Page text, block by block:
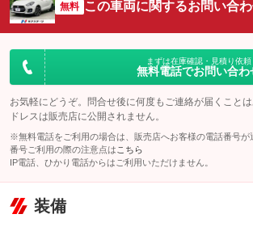
無料 この車両に関するお問い合
まずは在庫確認・見積り依頼
無料電話でお問い合わ
お気軽にどうぞ。問合せ後に何度もご連絡が届くこと
ドレスは販売店に公開されません。
※無料電話をご利用の場合は、販売店へお客様の電話番号が
番号ご利用の際の注意点は こちら
IP電話、ひかり電話からはご利用いただけません。
装備